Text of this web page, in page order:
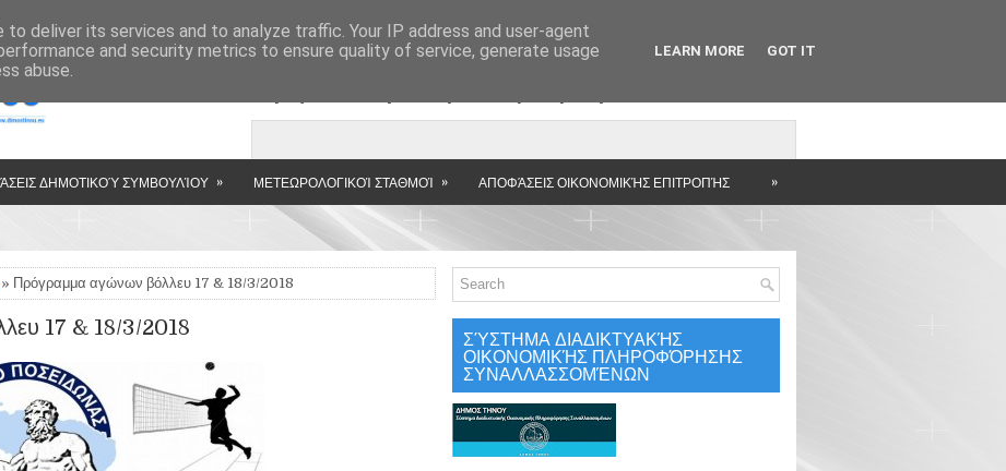
»
ΔΗΜΟΤΙΚΟΎ ΣΥΜΒΟΥΛΊΟΥ » ΜΕΤΕΩΡΟΛΟΓΙΚΟΊ ΣΤΑΘΜΟΊ » ΑΠΟΦΆΣΕΙΣ ΟΙΚΟΝΟΜΙΚΉΣ ΕΠΙΤΡΟΠΉΣ »
» Πρόγραμμα αγώνων βόλλευ 17 & 18/3/2018
17 & 18/3/2018 ΣΎΣΤΗΜΑ ΔΙΑΔΙΚΤΥΑΚΉΣ
ΟΙΚΟΝΟΜΙΚΉΣ ΠΛΗΡΟΦΌΡΗΣΗΣ
ΣΥΝΑΛΛΑΣΣΟΜΈΝΩΝ
deliver its services and to analyze traffic. Your IP address and user-agent
and security metrics to ensure quality of service, generate usage
abuse.
LEARN MORE GOT IT